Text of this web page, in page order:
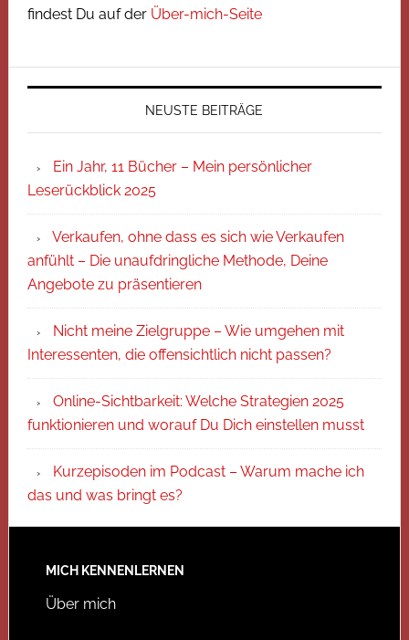
findest Du auf der Über-mich-Seite
NEUSTE BEITRÄGE
Ein Jahr, 11 Bücher – Mein persönlicher
Leserückblick 2025
Verkaufen, ohne dass es sich wie Verkaufen
anfühlt – Die unaufdringliche Methode, Deine
Angebote zu präsentieren
Nicht meine Zielgruppe – Wie umgehen mit
Interessenten, die offensichtlich nicht passen?
Online-Sichtbarkeit: Welche Strategien 2025
funktionieren und worauf Du Dich einstellen musst
Kurzepisoden im Podcast – Warum mache ich
das und was bringt es?
MICH KENNENLERNEN
Über mich